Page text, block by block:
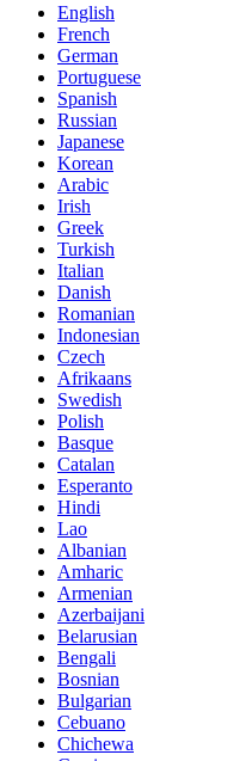
English
French
German
Portuguese
Spanish
Russian
Japanese
Korean
Arabic
Irish
Greek
Turkish
Italian
Danish
Romanian
Indonesian
Czech
Afrikaans
Swedish
Polish
Basque
Catalan
Esperanto
Hindi
Lao
Albanian
Amharic
Armenian
Azerbaijani
Belarusian
Bengali
Bosnian
Bulgarian
Cebuano
Chichewa